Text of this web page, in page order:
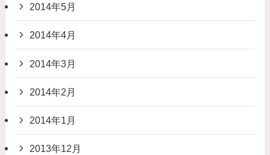
2014年5月
2014年4月
2014年3月
2014年2月
2014年1月
2013年12月